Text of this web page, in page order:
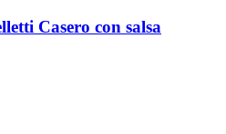
Casero con salsa